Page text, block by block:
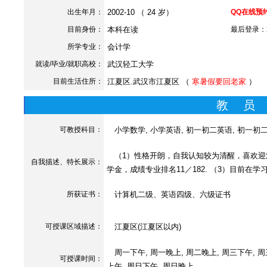
出生年月： 2002-10 （ 24 岁） QQ在线预
目前身份： 本科在读 最后登录
所学专业： 会计学
就读/毕业/就职高校： 武汉轻工大学
目前生活住所： 江夏区.武汉市江夏区 （ 寒暑假要回老家 ）
教 员
可教授科目： 小学数学, 小学英语, 初一初二英语, 初一初
自我描述、特长展示 ：
（1）性格开朗，自我认知较为清醒，喜欢
学金，成绩专业排名11／182. （3）目前在学
所获证书 ： 计算机二级、英语四级、六级证书
可授课区域描述： 江夏区(江夏区以内)
可授课时间：
周一下午, 周一晚上, 周二晚上, 周三下午,